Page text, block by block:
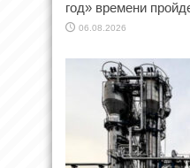
год» времени
06.08.2026